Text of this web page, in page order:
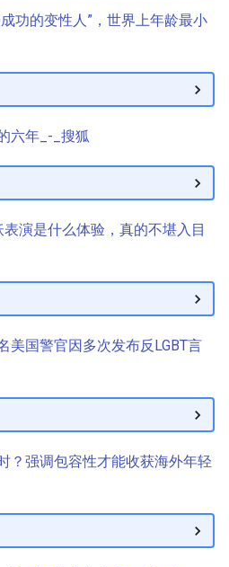
功的变性人”，世界上年龄最小
六年_-_搜狐
演是什么体验，真的不堪入目
美国警官因多次发布反LGBT言
？强调包容性才能收获海外年轻